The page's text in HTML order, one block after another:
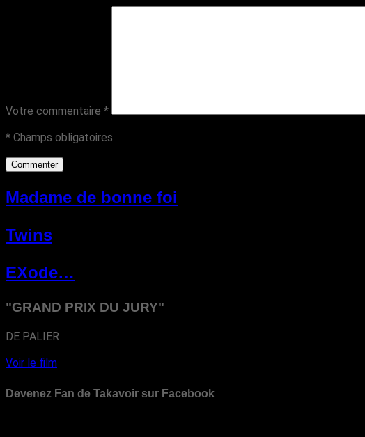
Votre commentaire *
* Champs obligatoires
Madame de bonne foi
Twins
EXode…
"GRAND PRIX DU JURY"
DE PALIER
Voir le film
Devenez Fan de Takavoir sur Facebook